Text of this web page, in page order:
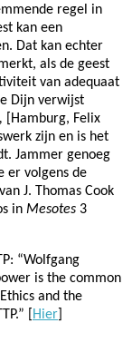
regel in
kan een
Dat kan echter
als de geest
van adequaat
Dijn verwijst
[Hamburg, Felix
zijn en is het
Jammer genoeg
er volgens de
J. Thomas Cook
in Mesotes 3
“Wolfgang
is the common
and the
[
Hier